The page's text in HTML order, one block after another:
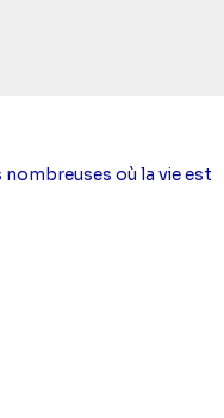
où la vie est